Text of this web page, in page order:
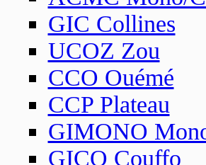
GIC Collines
UCOZ Zou
CCO Ouémé
CCP Plateau
GIMONO
GICO Couffo